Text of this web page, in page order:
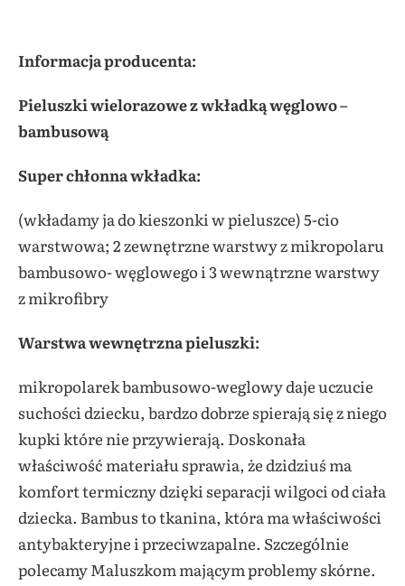
Informacja producenta:
Pieluszki wielorazowe z wkładką węglowo –
bambusową
Super chłonna wkładka:
(wkładamy ja do kieszonki w pieluszce) 5-cio
warstwowa; 2 zewnętrzne warstwy z mikropolaru
bambusowo- węglowego i 3 wewnątrzne warstwy
z mikrofibry
Warstwa wewnętrzna pieluszki:
mikropolarek bambusowo-weglowy daje uczucie
suchości dziecku, bardzo dobrze spierają się z niego
kupki które nie przywierają. Doskonała
właściwość materiału sprawia, że dzidziuś ma
komfort termiczny dzięki separacji wilgoci od ciała
dziecka. Bambus to tkanina, która ma właściwości
antybakteryjne i przeciwzapalne. Szczególnie
polecamy Maluszkom mającym problemy skórne.